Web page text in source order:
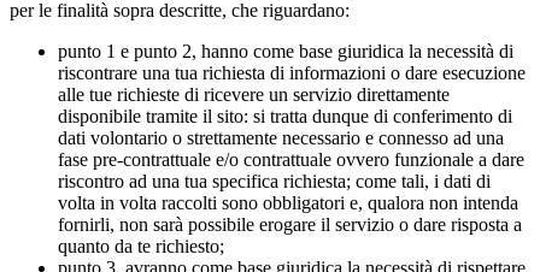
per le finalità sopra descritte, che riguardano:
punto 1 e punto 2, hanno come base giuridica la necessità di
riscontrare una tua richiesta di informazioni o dare esecuzione
alle tue richieste di ricevere un servizio direttamente
disponibile tramite il sito: si tratta dunque di conferimento di
dati volontario o strettamente necessario e connesso ad una
fase pre-contrattuale e/o contrattuale ovvero funzionale a dare
riscontro ad una tua specifica richiesta; come tali, i dati di
volta in volta raccolti sono obbligatori e, qualora non intenda
fornirli, non sarà possibile erogare il servizio o dare risposta a
quanto da te richiesto;
punto 3, avranno come base giuridica la necessità di rispettare